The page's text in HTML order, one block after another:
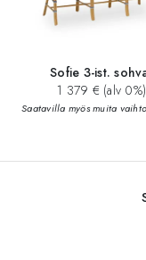
Sofie 3-ist.
1 379 € (alv 0%)
Saatavilla myös muita